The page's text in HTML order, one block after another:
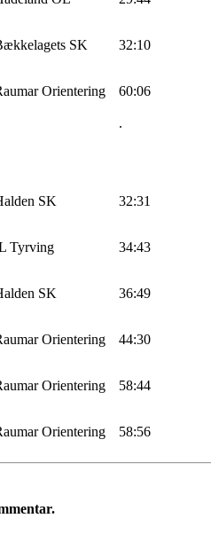
SK 32:10
Orientering 60:06
.
SK 32:31
Tyrving 34:43
SK 36:49
Orientering 44:30
Orientering 58:44
Orientering 58:56